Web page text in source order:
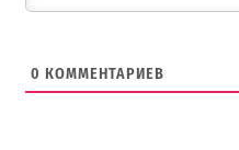
0 КОММЕНТАРИЕВ